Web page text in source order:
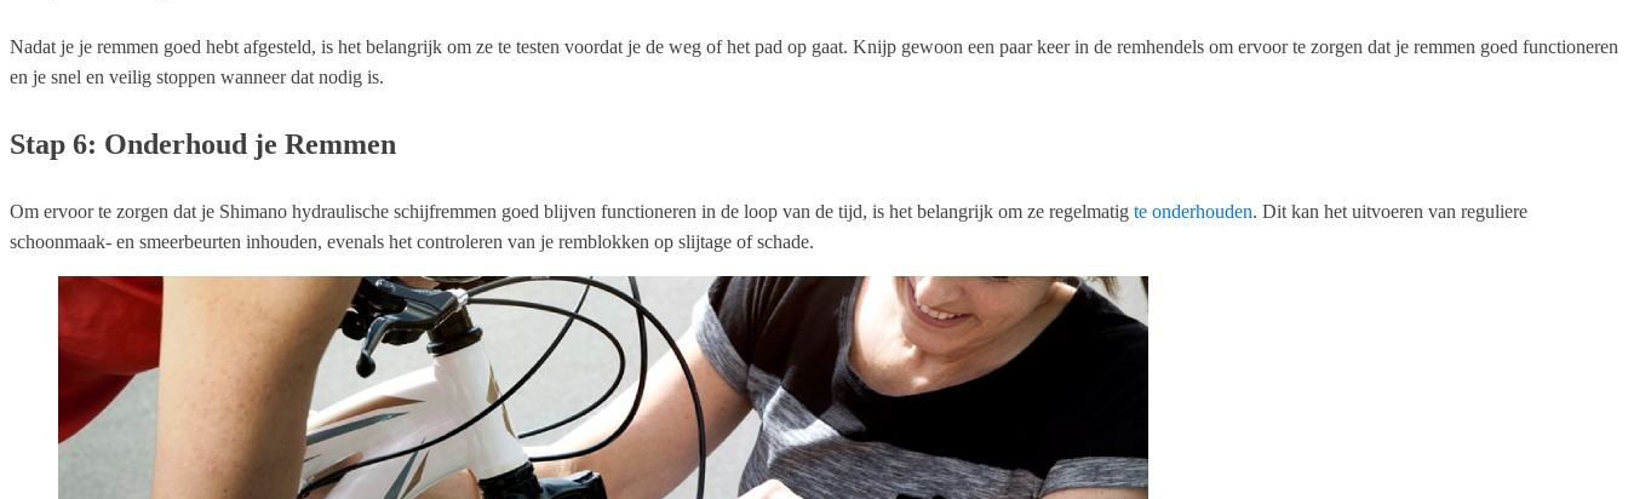
Nadat je je remmen goed hebt afgesteld, is het belangrijk om ze te testen voordat je de weg of het pad op gaat. Knijp gewoon een paar keer in de remhendels om ervoor te zorgen dat je remmen goed functioneren
en je snel en veilig stoppen wanneer dat nodig is.
Stap 6: Onderhoud je Remmen
Om ervoor te zorgen dat je Shimano hydraulische schijfremmen goed blijven functioneren in de loop van de tijd, is het belangrijk om ze regelmatig te onderhouden. Dit kan het uitvoeren van reguliere
schoonmaak- en smeerbeurten inhouden, evenals het controleren van je remblokken op slijtage of schade.